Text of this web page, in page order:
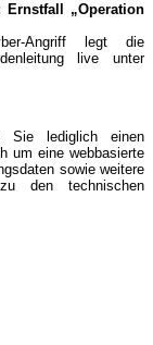
Ernstfall „Operation
Angriff legt die
live unter
Sie lediglich einen
um eine webbasierte
sowie weitere
den technischen